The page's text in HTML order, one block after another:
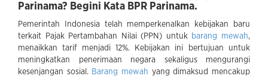
Parinama? Begini Kata BPR Parinama.
Pemerintah Indonesia telah memperkenalkan kebijakan baru
terkait Pajak Pertambahan Nilai (PPN) untuk barang mewah,
menaikkan tarif menjadi 12%. Kebijakan ini bertujuan untuk
meningkatkan penerimaan negara sekaligus mengurangi
kesenjangan sosial. Barang mewah yang dimaksud mencakup